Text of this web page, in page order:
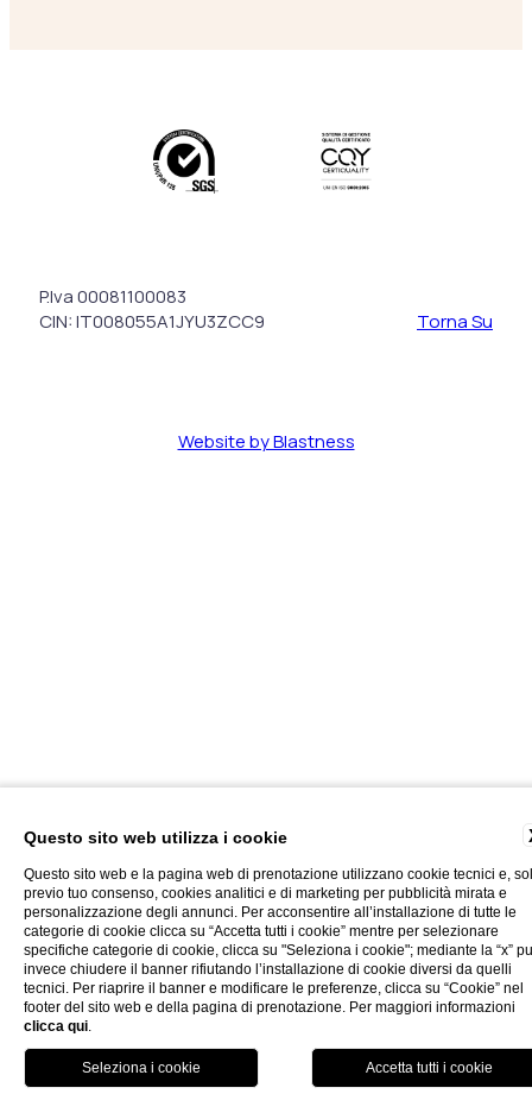
P.Iva 00081100083
CIN: IT008055A1JYU3ZCC9
Website by Blastness
Torna Su
PRENOTA ORA
Questo sito web utilizza i cookie
Questo sito web e la pagina web di prenotazione utilizzano cookie tecnici e,
previo tuo consenso, cookies analitici e di marketing per pubblicità mirata e
personalizzazione degli annunci. Per acconsentire all’installazione di tutte le
categorie di cookie clicca su “Accetta tutti i cookie” mentre per selezionare
specifiche categorie di cookie, clicca su "Seleziona i cookie"; mediante la “x”
invece chiudere il banner rifiutando l’installazione di cookie diversi da quelli
tecnici. Per riaprire il banner e modificare le preferenze, clicca su “Cookie” nel
footer del sito web e della pagina di prenotazione. Per maggiori informazioni
clicca qui.